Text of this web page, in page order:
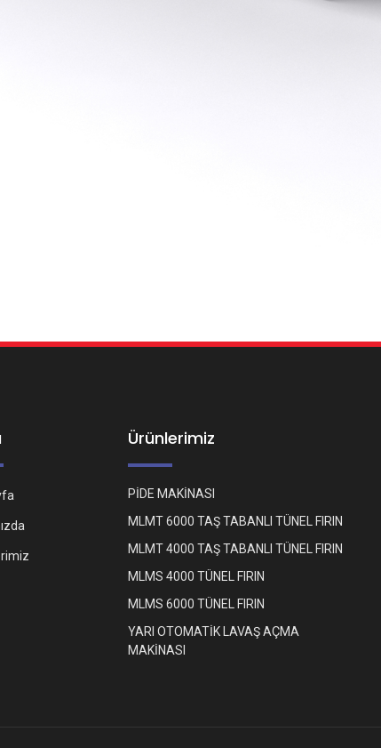
Ürünlerimiz
PİDE MAKİNASI
MLMT 6000 TAŞ TABANLI TÜNEL FIRIN
MLMT 4000 TAŞ TABANLI TÜNEL FIRIN
MLMS 4000 TÜNEL FIRIN
MLMS 6000 TÜNEL FIRIN
YARI OTOMATİK LAVAŞ AÇMA
MAKİNASI